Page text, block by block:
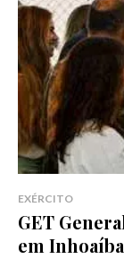
EXÉRCITO
GET
em